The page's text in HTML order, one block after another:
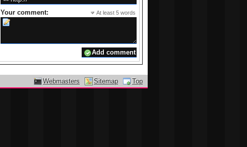
Your comment: At least 5 words
Top
Sitemap
Webmasters